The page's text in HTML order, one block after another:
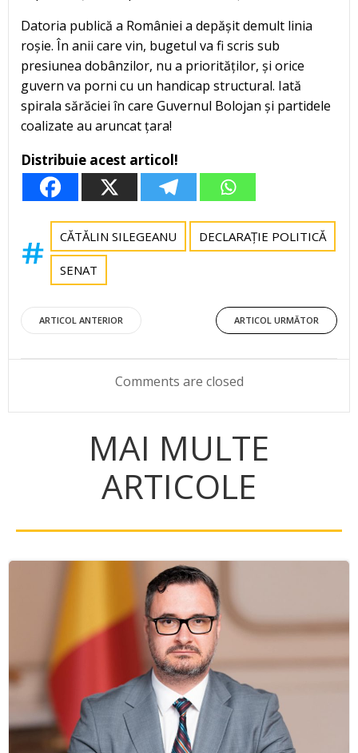
Datoria publică a României a depășit demult linia
roșie. În anii care vin, bugetul va fi scris sub
presiunea dobânzilor, nu a priorităților, și orice
guvern va porni cu un handicap structural. Iată
spirala sărăciei în care Guvernul Bolojan și partidele
coalizate au aruncat țara!
Distribuie acest articol!
CĂTĂLIN SILEGEANU DECLARAȚIE POLITICĂ
SENAT
Post
navigation
ARTICOL ANTERIOR
Post
navigation
ARTICOL URMĂTOR
Comments are closed
MAI MULTE
ARTICOLE